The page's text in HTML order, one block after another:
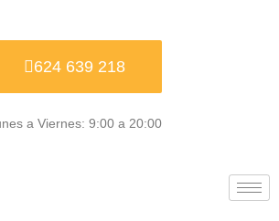
624 639 218
a Viernes: 9:00 a 20:00